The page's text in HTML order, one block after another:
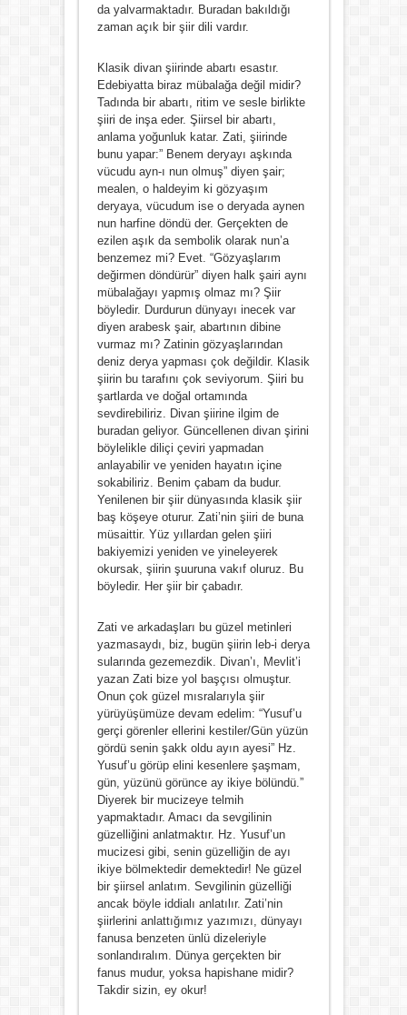
da yalvarmaktadır. Buradan bakıldığı
zaman açık bir şiir dili vardır.
Klasik divan şiirinde abartı esastır.
Edebiyatta biraz mübalağa değil midir?
Tadında bir abartı, ritim ve sesle birlikte
şiiri de inşa eder. Şiirsel bir abartı,
anlama yoğunluk katar. Zati, şiirinde
bunu yapar:” Benem deryayı aşkında
vücudu ayn-ı nun olmuş” diyen şair;
mealen, o haldeyim ki gözyaşım
deryaya, vücudum ise o deryada aynen
nun harfine döndü der. Gerçekten de
ezilen aşık da sembolik olarak nun’a
benzemez mi? Evet. “Gözyaşlarım
değirmen döndürür” diyen halk şairi aynı
mübalağayı yapmış olmaz mı? Şiir
böyledir. Durdurun dünyayı inecek var
diyen arabesk şair, abartının dibine
vurmaz mı? Zatinin gözyaşlarından
deniz derya yapması çok değildir. Klasik
şiirin bu tarafını çok seviyorum. Şiiri bu
şartlarda ve doğal ortamında
sevdirebiliriz. Divan şiirine ilgim de
buradan geliyor. Güncellenen divan şirini
böylelikle diliçi çeviri yapmadan
anlayabilir ve yeniden hayatın içine
sokabiliriz. Benim çabam da budur.
Yenilenen bir şiir dünyasında klasik şiir
baş köşeye oturur. Zati’nin şiiri de buna
müsaittir. Yüz yıllardan gelen şiiri
bakiyemizi yeniden ve yineleyerek
okursak, şiirin şuuruna vakıf oluruz. Bu
böyledir. Her şiir bir çabadır.
Zati ve arkadaşları bu güzel metinleri
yazmasaydı, biz, bugün şiirin leb-i derya
sularında gezemezdik. Divan’ı, Mevlit’i
yazan Zati bize yol başçısı olmuştur.
Onun çok güzel mısralarıyla şiir
yürüyüşümüze devam edelim: “Yusuf’u
gerçi görenler ellerini kestiler/Gün yüzün
gördü senin şakk oldu ayın ayesi” Hz.
Yusuf’u görüp elini kesenlere şaşmam,
gün, yüzünü görünce ay ikiye bölündü.”
Diyerek bir mucizeye telmih
yapmaktadır. Amacı da sevgilinin
güzelliğini anlatmaktır. Hz. Yusuf’un
mucizesi gibi, senin güzelliğin de ayı
ikiye bölmektedir demektedir! Ne güzel
bir şiirsel anlatım. Sevgilinin güzelliği
ancak böyle iddialı anlatılır. Zati’nin
şiirlerini anlattığımız yazımızı, dünyayı
fanusa benzeten ünlü dizeleriyle
sonlandıralım. Dünya gerçekten bir
fanus mudur, yoksa hapishane midir?
Takdir sizin, ey okur!